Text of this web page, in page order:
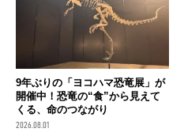
9年ぶりの「ヨコハマ恐竜展」が
開催中！恐竜の“食”から見えて
くる、命のつながり
2026.08.01